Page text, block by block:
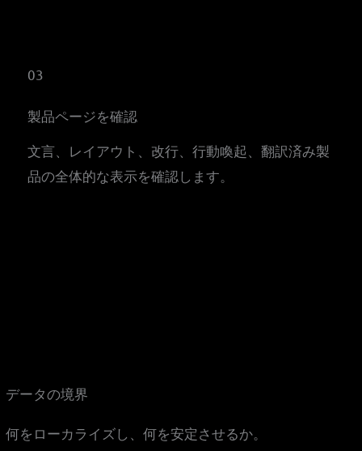
03
製品ページを確認
文言、レイアウト、改行、行動喚起、翻訳済み製
品の全体的な表示を確認します。
データの境界
何をローカライズし、何を安定させるか。